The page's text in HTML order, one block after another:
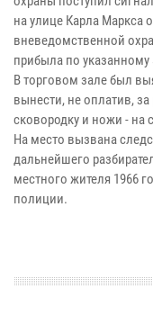
на улице Карла Маркса
вневедомственной
прибыла по указанному
В торговом зале был
вынести, не оплатив,
сковородку и ножи - на
На место вызвана
дальнейшего
местного жителя 1966
полиции.